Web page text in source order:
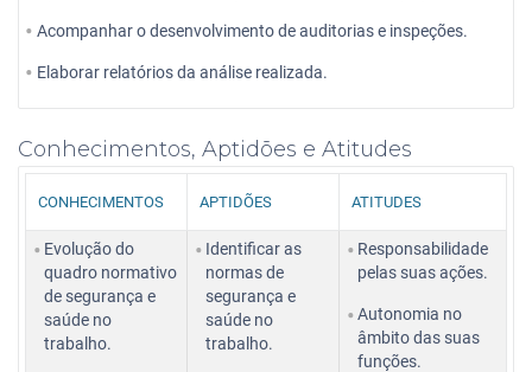
Acompanhar o desenvolvimento de auditorias e inspeções.
Elaborar relatórios da análise realizada.
Conhecimentos, Aptidões e Atitudes
CONHECIMENTOS APTIDÕES ATITUDES
Evolução do
quadro normativo
de segurança e
saúde no
trabalho.
Identificar as
normas de
segurança e
saúde no
trabalho.
Responsabilidade
pelas suas ações.
Autonomia no
âmbito das suas
funções.